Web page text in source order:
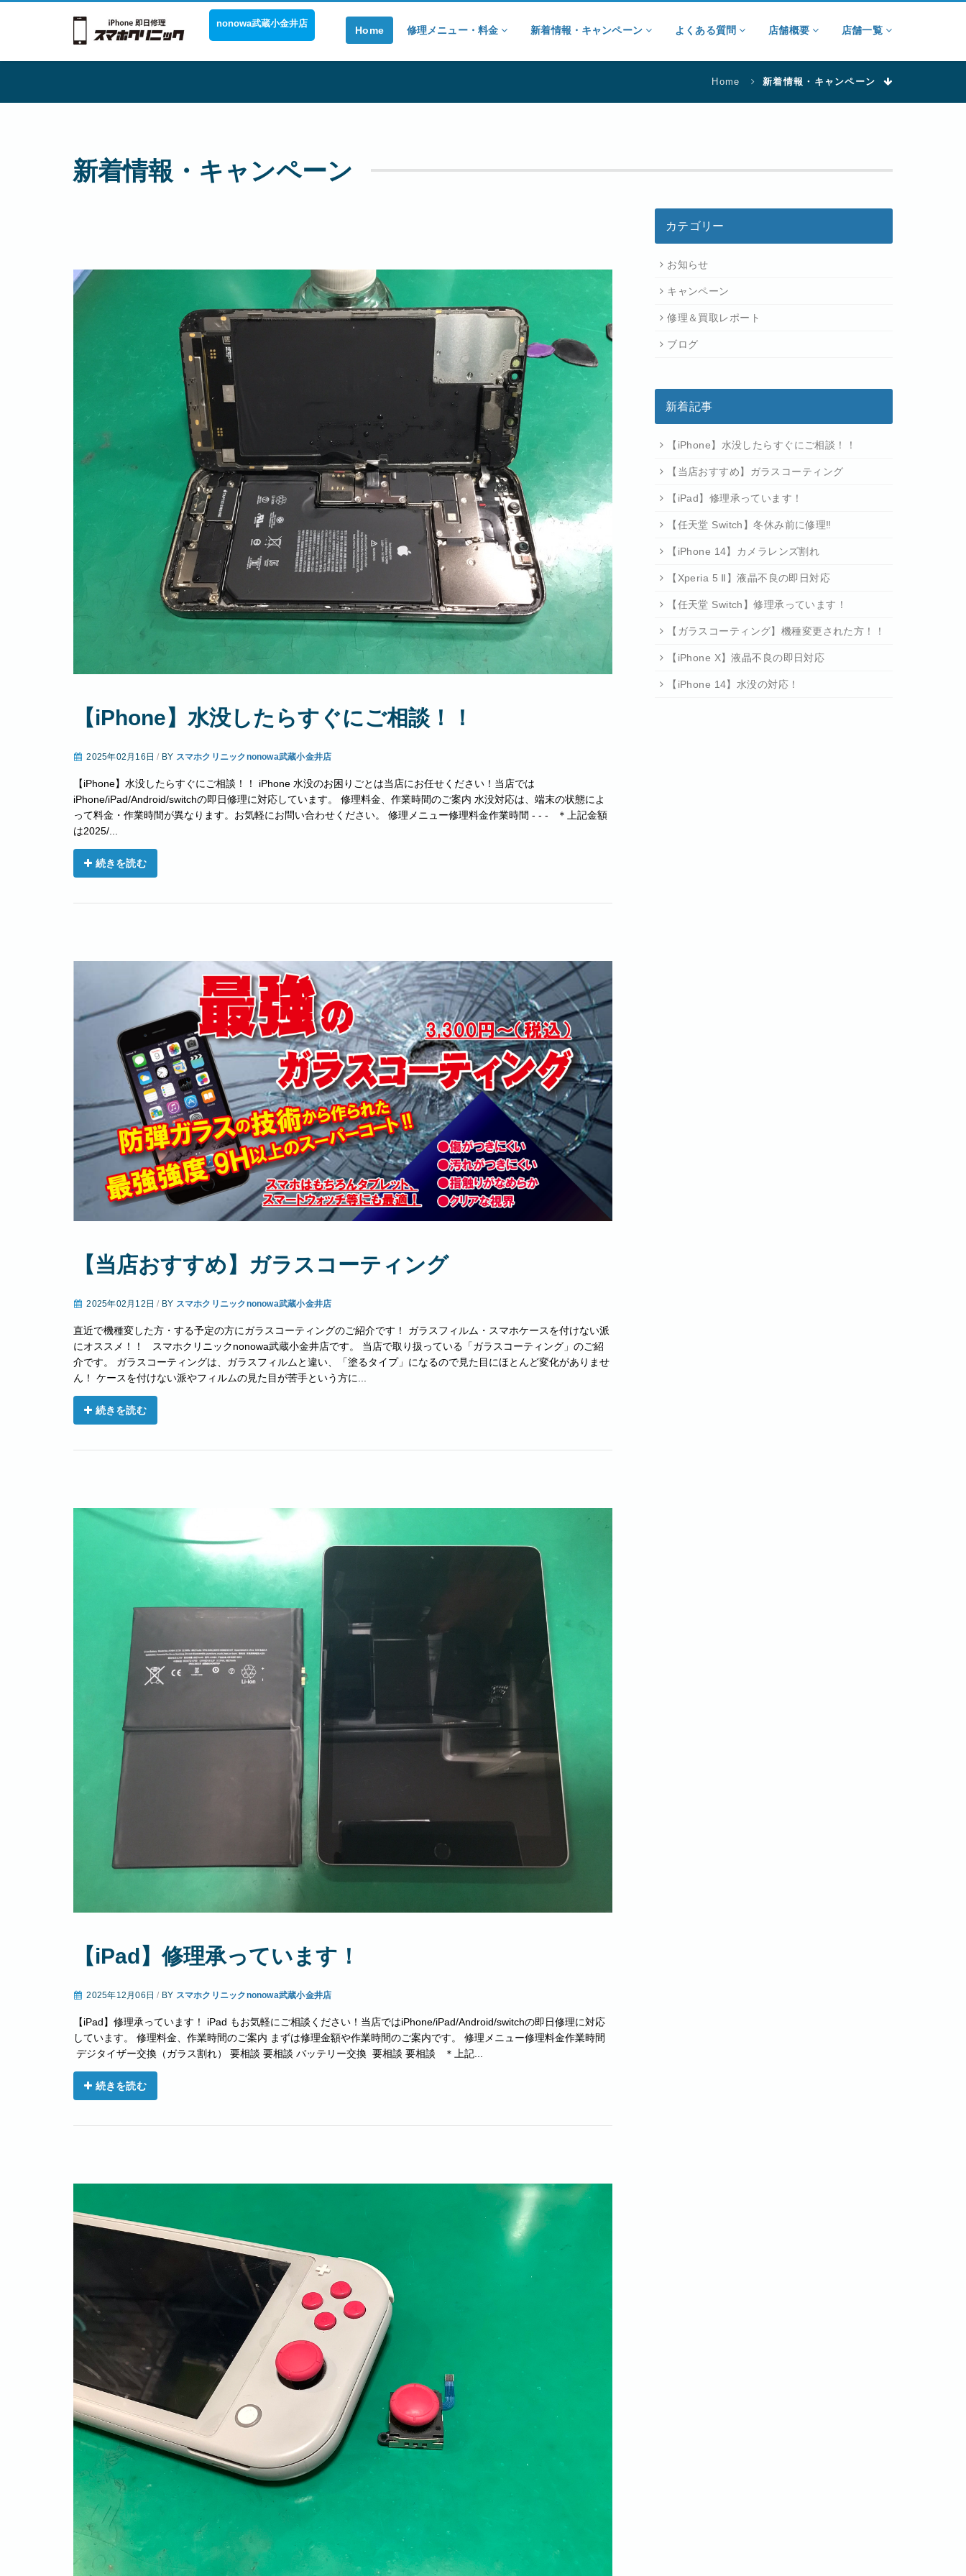
nonowa武蔵小金井店
Home 修理メニュー・料金 新着情報・キャンペーン よくある質問 店舗概要 店舗一覧
Home 新着情報・キャンペーン
新着情報・キャンペーン
【iPhone】水没したらすぐにご相談！！
2025年02月16日/ BY スマホクリニックnonowa武蔵小金井店
【iPhone】水没したらすぐにご相談！！ iPhone 水没のお困りごとは当店にお任せください！当店では
iPhone/iPad/Android/switchの即日修理に対応しています。 修理料金、作業時間のご案内 水没対応は、端末の状態によ
って料金・作業時間が異なります。お気軽にお問い合わせください。 修理メニュー修理料金作業時間 - - - ＊上記金額
は2025/...
続きを読む
【当店おすすめ】ガラスコーティング
2025年02月12日/ BY スマホクリニックnonowa武蔵小金井店
直近で機種変した方・する予定の方にガラスコーティングのご紹介です！ ガラスフィルム・スマホケースを付けない派
にオススメ！！ スマホクリニックnonowa武蔵小金井店です。 当店で取り扱っている「ガラスコーティング」のご紹
介です。 ガラスコーティングは、ガラスフィルムと違い、「塗るタイプ」になるので見た目にほとんど変化がありませ
ん！ ケースを付けない派やフィルムの見た目が苦手という方に...
続きを読む
【iPad】修理承っています！
2025年12月06日/ BY スマホクリニックnonowa武蔵小金井店
【iPad】修理承っています！ iPad もお気軽にご相談ください！当店ではiPhone/iPad/Android/switchの即日修理に対応
しています。 修理料金、作業時間のご案内 まずは修理金額や作業時間のご案内です。 修理メニュー修理料金作業時間
デジタイザー交換（ガラス割れ） 要相談 要相談 バッテリー交換 要相談 要相談 ＊上記...
続きを読む
カテゴリー
お知らせ
キャンペーン
修理＆買取レポート
ブログ
新着記事
【iPhone】水没したらすぐにご相談！！
【当店おすすめ】ガラスコーティング
【iPad】修理承っています！
【任天堂 Switch】冬休み前に修理‼
【iPhone 14】カメラレンズ割れ
【Xperia 5 Ⅱ】液晶不良の即日対応
【任天堂 Switch】修理承っています！
【ガラスコーティング】機種変更された方！！
【iPhone X】液晶不良の即日対応
【iPhone 14】水没の対応！